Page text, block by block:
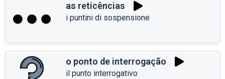
as reticências
i puntini di sospensione
o ponto de interrogação
il punto interrogativo